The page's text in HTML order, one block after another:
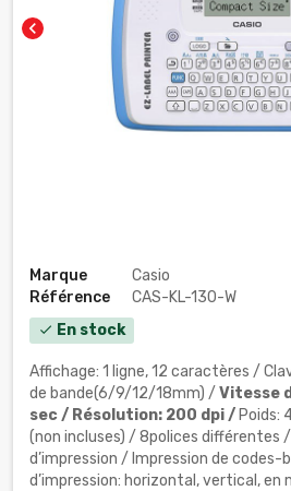
chevron_left
Marque
Casio
Référence
CAS-KL-130-W
check En stock
Affichage: 1 ligne, 12 caractères /
de bande(6/9/12/18mm) / Vitesse
sec / Résolution: 200 dpi / Poids:
(non incluses) / 8polices
d’impression / Impression de
d’impression: horizontal, vertical,